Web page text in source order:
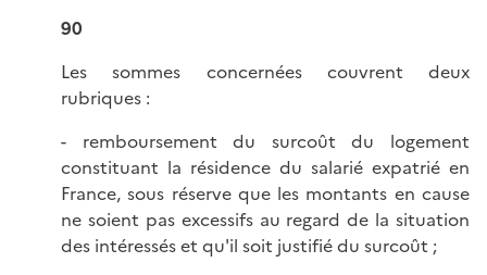
90
Les sommes concernées couvrent deux
rubriques :
- remboursement du surcoût du logement
constituant la résidence du salarié expatrié en
France, sous réserve que les montants en cause
ne soient pas excessifs au regard de la situation
des intéressés et qu'il soit justifié du surcoût ;